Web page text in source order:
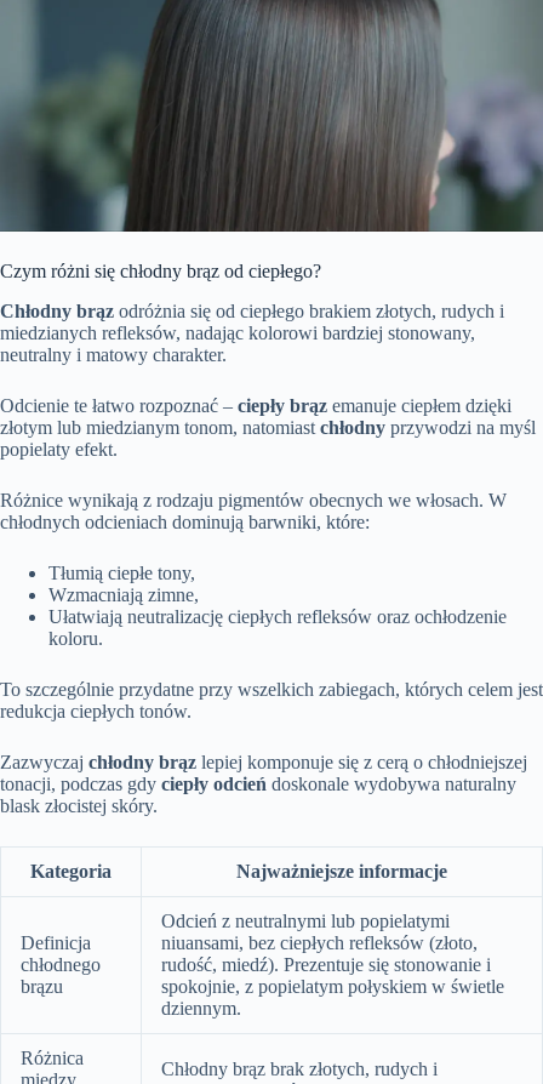
Czym różni się chłodny brąz od ciepłego?
Chłodny brąz odróżnia się od ciepłego brakiem złotych, rudych i
miedzianych refleksów, nadając kolorowi bardziej stonowany,
neutralny i matowy charakter.
Odcienie te łatwo rozpoznać – ciepły brąz emanuje ciepłem dzięki
złotym lub miedzianym tonom, natomiast chłodny przywodzi na myśl
popielaty efekt.
Różnice wynikają z rodzaju pigmentów obecnych we włosach. W
chłodnych odcieniach dominują barwniki, które:
Tłumią ciepłe tony,
Wzmacniają zimne,
Ułatwiają neutralizację ciepłych refleksów oraz ochłodzenie
koloru.
To szczególnie przydatne przy wszelkich zabiegach, których celem jest
redukcja ciepłych tonów.
Zazwyczaj chłodny brąz lepiej komponuje się z cerą o chłodniejszej
tonacji, podczas gdy ciepły odcień doskonale wydobywa naturalny
blask złocistej skóry.
Kategoria Najważniejsze informacje
Definicja
chłodnego
brązu
Odcień z neutralnymi lub popielatymi
niuansami, bez ciepłych refleksów (złoto,
rudość, miedź). Prezentuje się stonowanie i
spokojnie, z popielatym połyskiem w świetle
dziennym.
Różnica
między
Chłodny brąz brak złotych, rudych i